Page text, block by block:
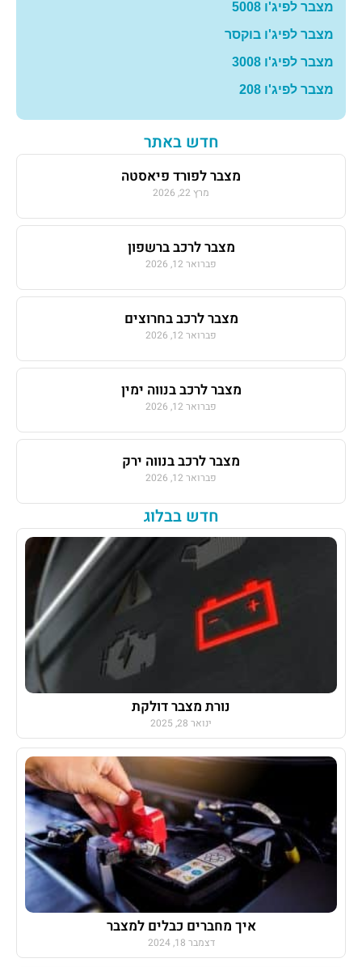
מצבר לפיג'ו 5008
מצבר לפיג'ו בוקסר
מצבר לפיג'ו 3008
מצבר לפיג'ו 208
חדש באתר
מצבר לפורד פיאסטה
מרץ 22, 2026
מצבר לרכב ברשפון
פברואר 12, 2026
מצבר לרכב בחרוצים
פברואר 12, 2026
מצבר לרכב בנווה ימין
פברואר 12, 2026
מצבר לרכב בנווה ירק
פברואר 12, 2026
חדש בבלוג
נורת מצבר דולקת
ינואר 28, 2025
איך מחברים כבלים למצבר
דצמבר 18, 2024